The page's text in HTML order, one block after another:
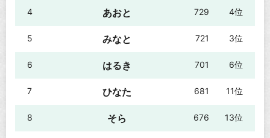
4 あおと 729 4位
5 みなと 721 3位
6 はるき 701 6位
7 ひなた 681 11位
8 そら 676 13位